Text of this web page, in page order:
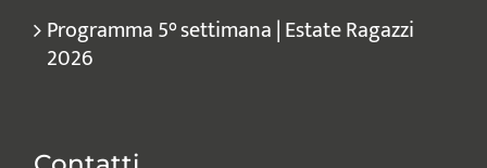
Programma 5° settimana | Estate Ragazzi
2026